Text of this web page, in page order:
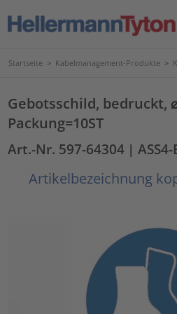
Startseite > Kabelmanagement-Produkte >
Gebotsschild, bedruckt,
Packung=10ST
Art.-Nr. 597-64304 |
Artikelbezeichnung